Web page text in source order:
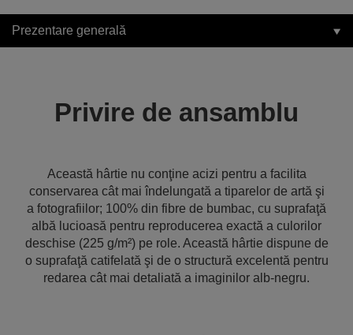
Prezentare generală
Privire de ansamblu
Această hârtie nu conţine acizi pentru a facilita
conservarea cât mai îndelungată a tiparelor de artă şi
a fotografiilor; 100% din fibre de bumbac, cu suprafaţă
albă lucioasă pentru reproducerea exactă a culorilor
deschise (225 g/m²) pe role. Această hârtie dispune de
o suprafaţă catifelată şi de o structură excelentă pentru
redarea cât mai detaliată a imaginilor alb-negru.